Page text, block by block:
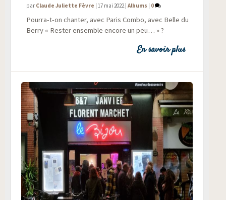
par Claude Juliette Fèvre |17 mai 2022|Albums 0
Pour­ra-t-on chan­ter, avec Paris Com­bo, avec Belle du
Ber­ry « Res­ter ensemble encore un peu… » ?
En savoir plus